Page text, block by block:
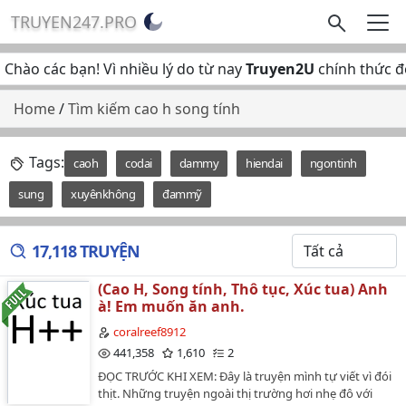
TRUYEN247.PRO
Chào các bạn! Vì nhiều lý do từ nayTruyen2U chính thức
Home/Tìm kiếm cao h song tính
Tags: caoh codai dammy hiendai
ngontinh
sung
xuyênkhông đammỹ
17,118 TRUYỆN
(Cao H, Song tính, Thô tục, Xúc tua) Anh
à! Em muốn ăn anh.
coralreef8912
441,358
1,610
2
ĐỌC TRƯỚC KHI XEM: Đây là truyện mình tự viết vì đói
thịt. Những truyện ngoài thị trường hơi nhẹ đô với